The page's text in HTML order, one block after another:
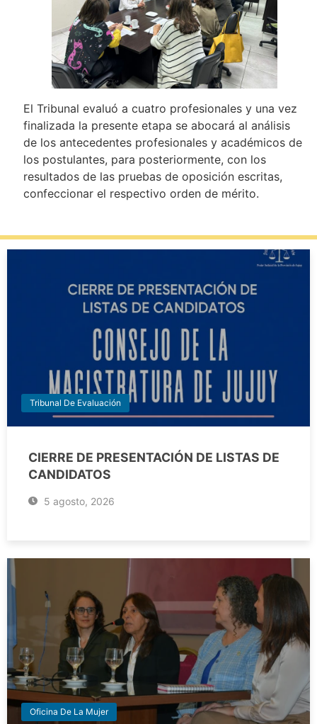
El Tribunal evaluó a cuatro profesionales y una vez
finalizada la presente etapa se abocará al análisis
de los antecedentes profesionales y académicos de
los postulantes, para posteriormente, con los
resultados de las pruebas de oposición escritas,
confeccionar el respectivo orden de mérito.
Tribunal De Evaluación
CIERRE DE PRESENTACIÓN DE LISTAS DE
CANDIDATOS
5 agosto, 2026
Oficina De La Mujer